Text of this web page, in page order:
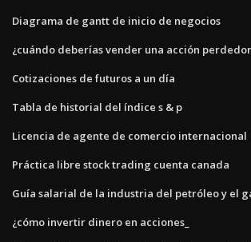
Diagrama de gantt de inicio de negocios
¿cuándo deberías vender una acción
Cotizaciones de futuros a un día
Tabla de historial del índice s & p
Licencia de agente de comercio internacional
Práctica libre stock trading cuenta canada
Guía salarial de la industria del petróleo y el
¿cómo invertir dinero en acciones_